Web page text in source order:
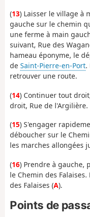
(13) Laisser le village à
gauche sur le chemin
une ferme à main
suivant, Rue des
hameau éponyme, le
de Saint-Pierre-en-Port.
retrouver une route.
(14) Continuer tout
droit, Rue de l'Argilière.
(15) S'engager
déboucher sur le
les marches allongées
(16) Prendre à gauche,
le Chemin des
des Falaises (A).
Points de